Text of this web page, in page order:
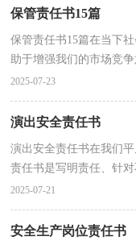
保管责任书15篇
保管责任书15篇在当下
助于增强我们的市场竞
部分人都对拟定责任书
2025-07-23
演出安全责任书
演出安全责任书在我们
责任书是写明责任、针
呢？以下是小编整理的
2025-07-21
安全生产岗位责任书